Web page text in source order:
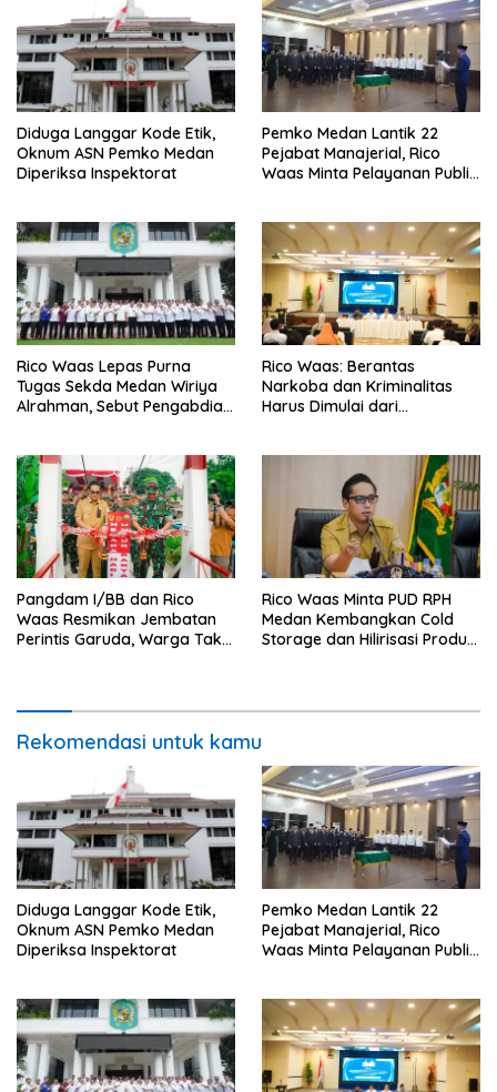
Diduga Langgar Kode Etik,
Oknum ASN Pemko Medan
Diperiksa Inspektorat
Pemko Medan Lantik 22
Pejabat Manajerial, Rico
Waas Minta Pelayanan Publik
Rico Waas Lepas Purna
Tugas Sekda Medan Wiriya
Alrahman, Sebut Pengabdian
Rico Waas: Berantas
Narkoba dan Kriminalitas
Harus Dimulai dari
Pangdam I/BB dan Rico
Waas Resmikan Jembatan
Perintis Garuda, Warga Tak
Rico Waas Minta PUD RPH
Medan Kembangkan Cold
Storage dan Hilirisasi Produk
Rekomendasi untuk kamu
Diduga Langgar Kode Etik,
Oknum ASN Pemko Medan
Diperiksa Inspektorat
Pemko Medan Lantik 22
Pejabat Manajerial, Rico
Waas Minta Pelayanan Publik